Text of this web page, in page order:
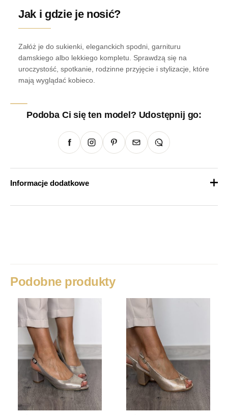
Jak i gdzie je nosić?
Załóż je do sukienki, eleganckich spodni, garnituru
damskiego albo lekkiego kompletu. Sprawdzą się na
uroczystość, spotkanie, rodzinne przyjęcie i stylizacje, które
mają wyglądać kobieco.
Podoba Ci się ten model? Udostępnij go:
Informacje dodatkowe
Podobne produkty